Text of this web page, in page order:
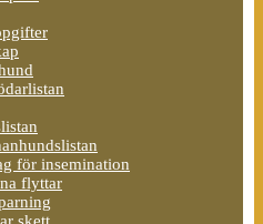
för insemination
flyttar
skett